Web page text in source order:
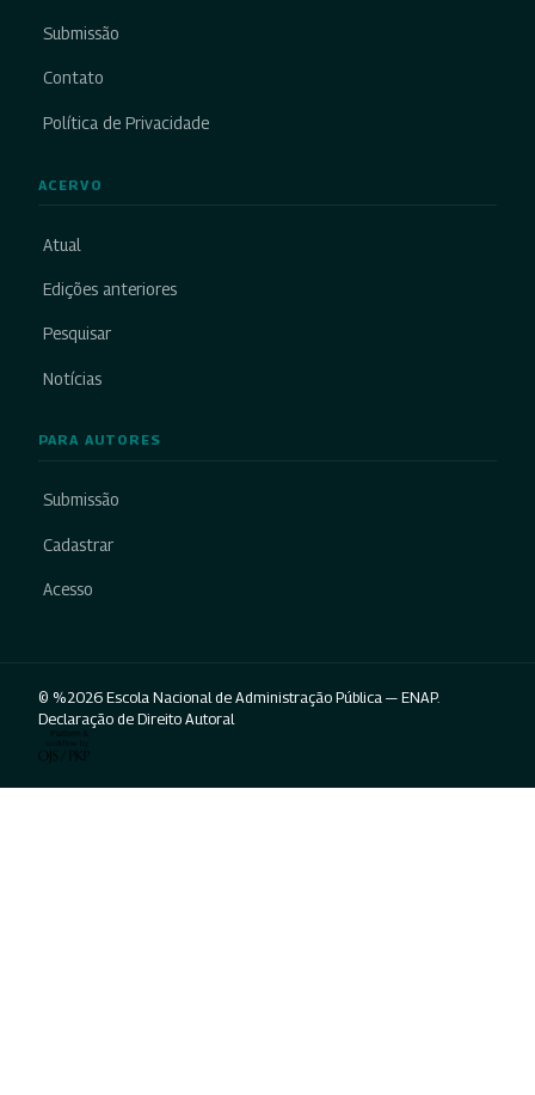
Submissão
Contato
Política de Privacidade
ACERVO
Atual
Edições anteriores
Pesquisar
Notícias
PARA AUTORES
Submissão
Cadastrar
Acesso
© %2026 Escola Nacional de Administração Pública — ENAP.
Declaração de Direito Autoral